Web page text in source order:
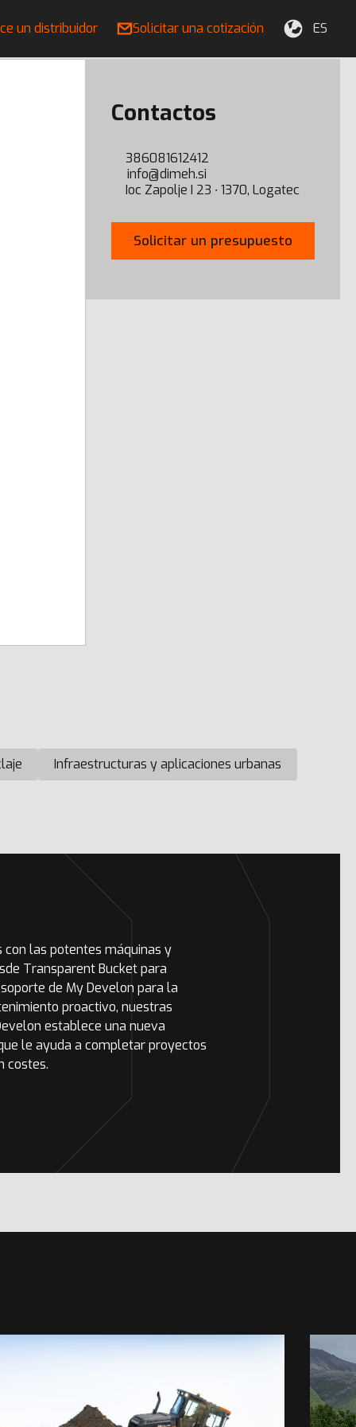
un distribuidor Solicitar una cotización ES
Contactos
386081612412
info@dimeh.si
Ioc Zapolje I 23 ∙ 1370, Logatec
Solicitar un presupuesto
Infraestructuras y aplicaciones urbanas
las potentes máquinas y
Transparent Bucket para
de My Develon para la
proactivo, nuestras
establece una nueva
le ayuda a completar proyectos
costes.